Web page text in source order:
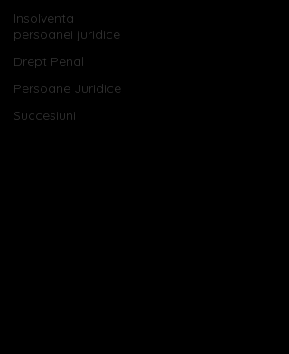
Insolventa
persoanei juridice
Drept Penal
Persoane Juridice
Succesiuni